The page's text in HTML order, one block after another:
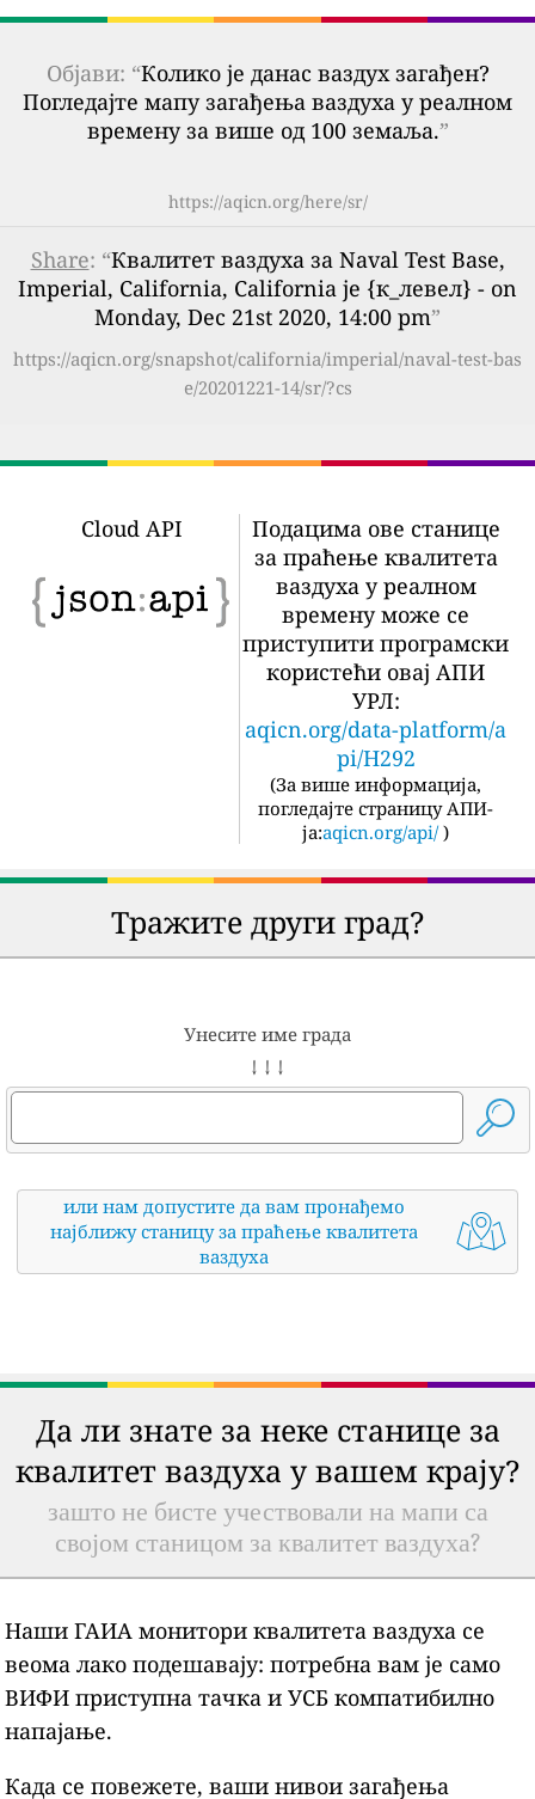
Објави: “Колико је данас ваздух загађен?
Погледајте мапу загађења ваздуха у реалном
времену за више од 100 земаља.”
https://aqicn.org/here/sr/
Share: “Квалитет ваздуха за Naval Test Base,
Imperial, California, California је {к_левел} - on
Monday, Dec 21st 2020, 14:00 pm”
https://aqicn.org/snapshot/california/imperial/naval-test-bas
e/20201221-14/sr/?cs
Cloud API
Подацима ове станице
за праћење квалитета
ваздуха у реалном
времену може се
приступити програмски
користећи овај АПИ
УРЛ:
aqicn.org/data-platform/a
pi/H292
(За више информација,
погледајте страницу АПИ-
ја:aqicn.org/api/ )
Тражите други град?
Унесите име града
↓ ↓ ↓
или нам допустите да вам пронађемо
најближу станицу за праћење квалитета
ваздуха
Да ли знате за неке станице за
квалитет ваздуха у вашем крају?
зашто не бисте учествовали на мапи са
својом станицом за квалитет ваздуха?
Наши ГАИА монитори квалитета ваздуха се
веома лако подешавају: потребна вам је само
ВИФИ приступна тачка и УСБ компатибилно
напајање.
Када се повежете, ваши нивои загађења